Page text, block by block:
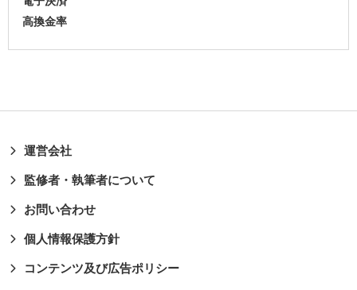
高換金率
運営会社
監修者・執筆者について
お問い合わせ
個人情報保護方針
コンテンツ及び広告ポリシー